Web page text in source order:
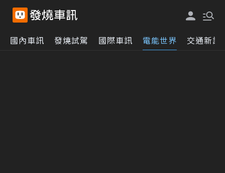
國內車訊 發燒試駕 國際車訊 電能世界 交通新訊